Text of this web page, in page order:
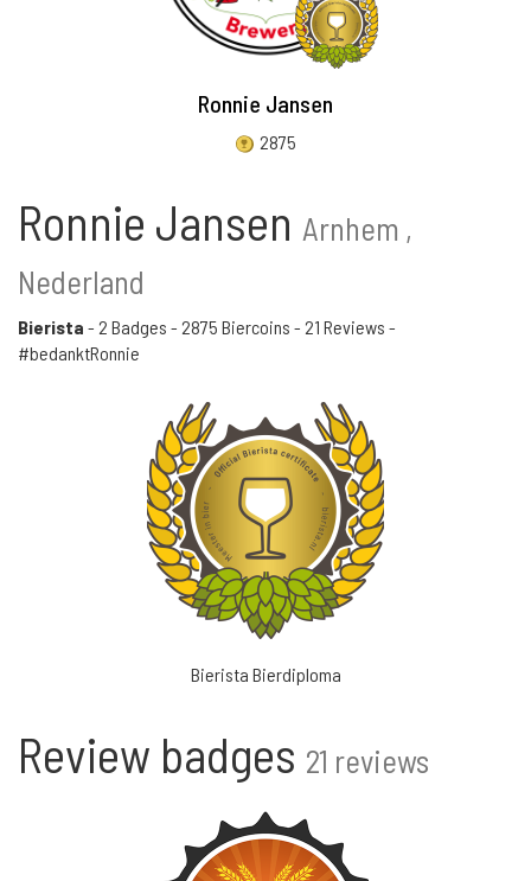
Ronnie Jansen
2875
Ronnie Jansen Arnhem ,
Nederland
Bierista - 2 Badges - 2875 Biercoins - 21 Reviews -
#bedanktRonnie
Bierista Bierdiploma
Review badges 21 reviews